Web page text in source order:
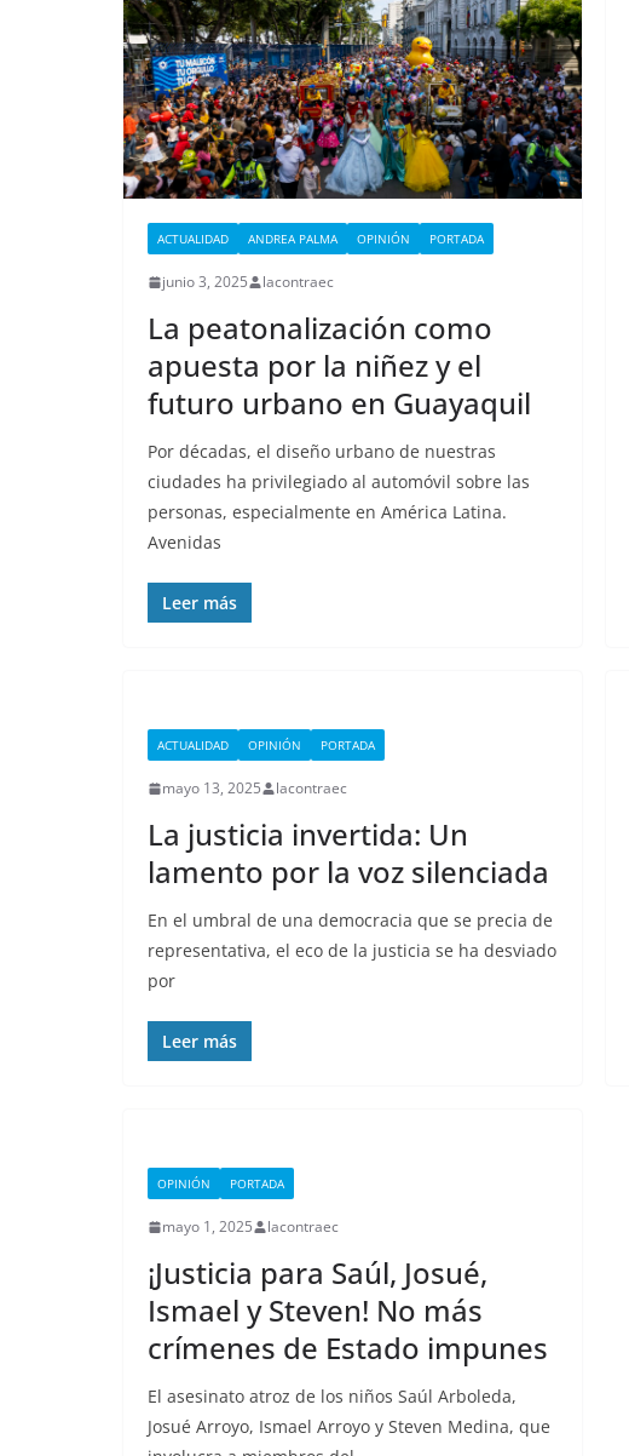
ACTUALIDAD ANDREA PALMA OPINIÓN PORTADA
junio 3, 2025 lacontraec
La peatonalización como
apuesta por la niñez y el
futuro urbano en Guayaquil
Por décadas, el diseño urbano de nuestras
ciudades ha privilegiado al automóvil sobre las
personas, especialmente en América Latina.
Avenidas
Leer más
ACTUALIDAD OPINIÓN PORTADA
mayo 13, 2025 lacontraec
La justicia invertida: Un
lamento por la voz silenciada
En el umbral de una democracia que se precia de
representativa, el eco de la justicia se ha desviado
por
Leer más
OPINIÓN PORTADA
mayo 1, 2025 lacontraec
¡Justicia para Saúl, Josué,
Ismael y Steven! No más
crímenes de Estado impunes
El asesinato atroz de los niños Saúl Arboleda,
Josué Arroyo, Ismael Arroyo y Steven Medina, que